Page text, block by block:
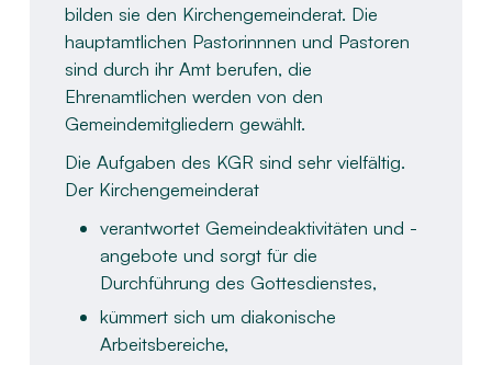
bilden sie den Kirchengemeinderat. Die
hauptamtlichen Pastorinnnen und Pastoren
sind durch ihr Amt berufen, die
Ehrenamtlichen werden von den
Gemeindemitgliedern gewählt. ​
Die Aufgaben des KGR sind sehr vielfältig.
Der Kirchengemeinderat ​
verantwortet Gemeindeaktivitäten und -
angebote und sorgt für die
Durchführung des Gottesdienstes,​
kümmert sich um diakonische
Arbeitsbereiche,​